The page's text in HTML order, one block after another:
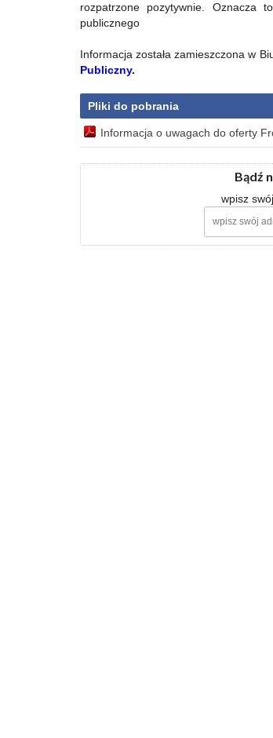
rozpatrzone pozytywnie. Oznacza
publicznego
Informacja została zamieszczona w
Publiczny.
Pliki do pobrania
Informacja o uwagach do oferty
Bądź
wpisz